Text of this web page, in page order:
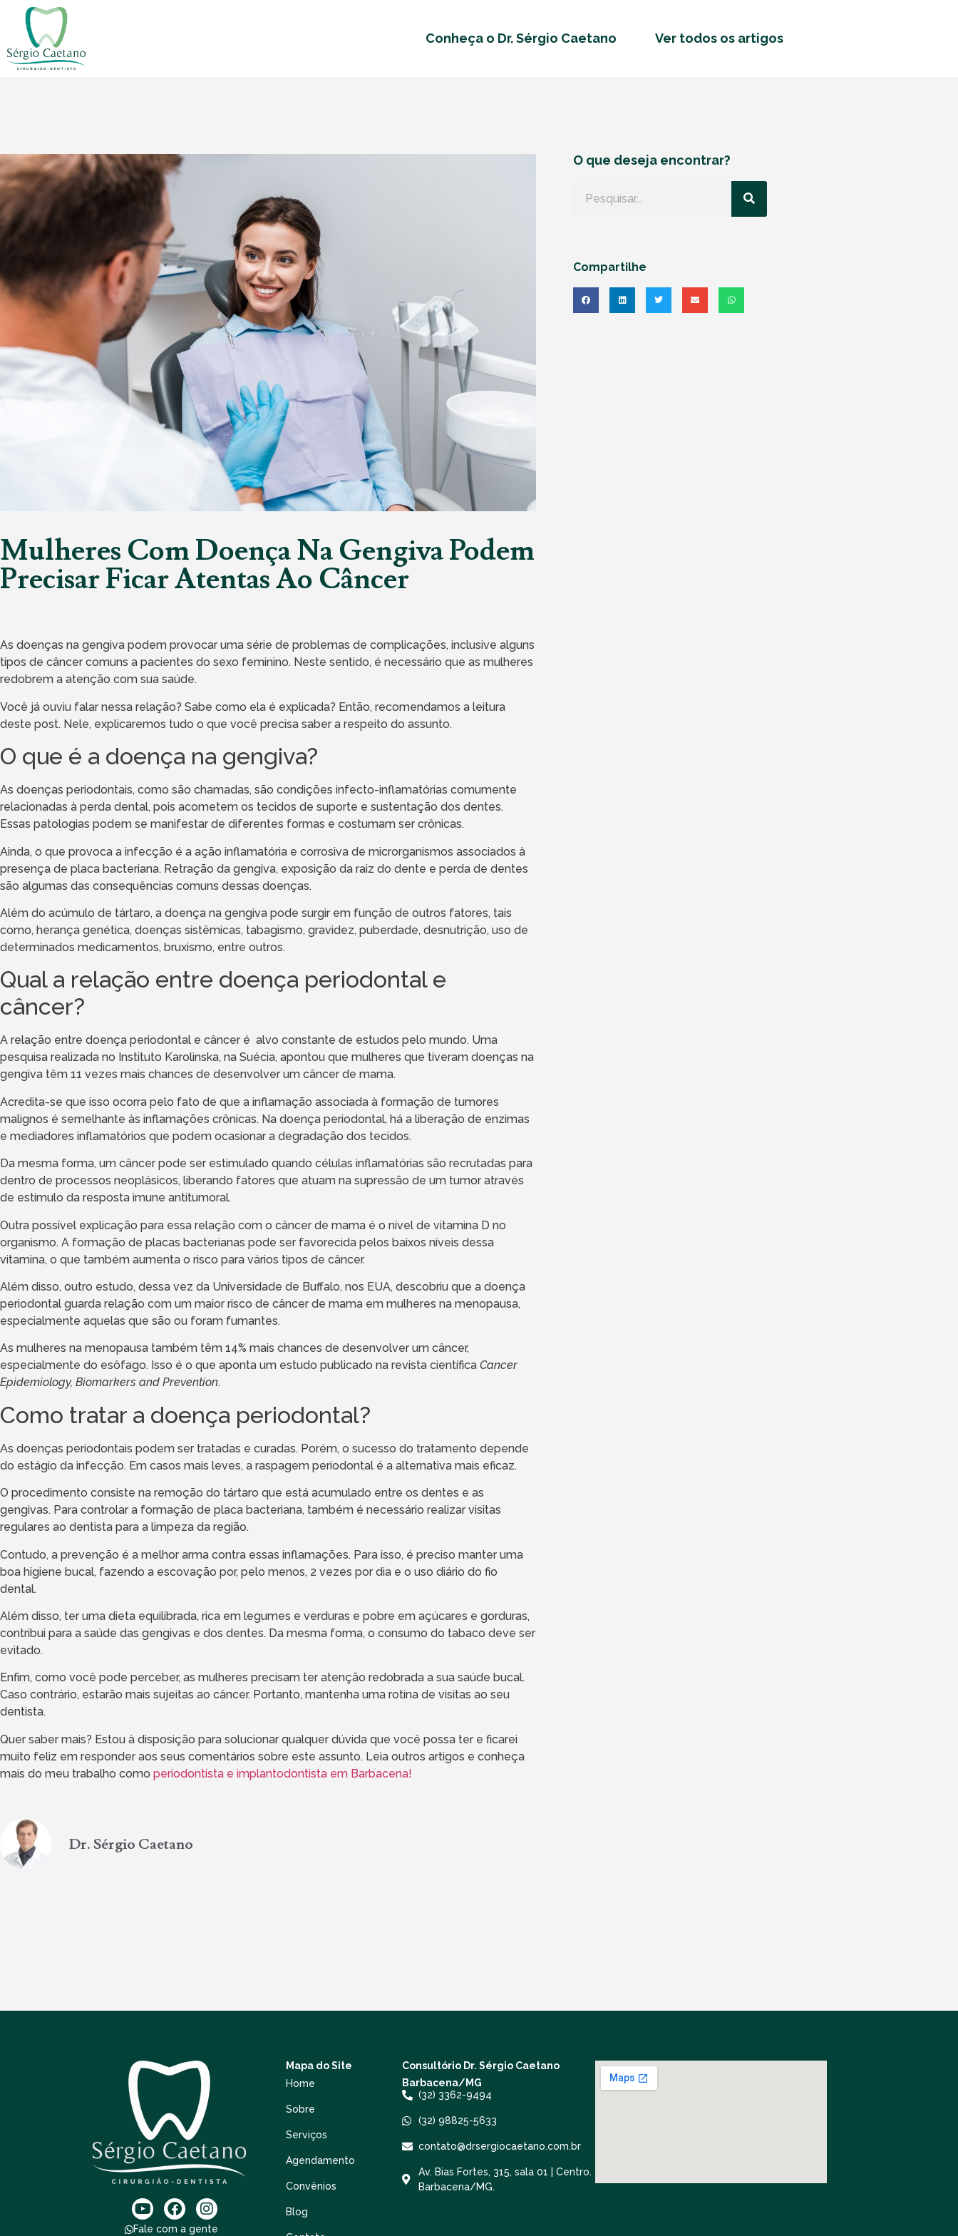
Conheça o Dr. Sérgio Caetano Ver todos os artigos
Mulheres Com Doença Na Gengiva Podem
Precisar Ficar Atentas Ao Câncer
As doenças na gengiva podem provocar uma série de problemas de complicações, inclusive alguns
tipos de câncer comuns a pacientes do sexo feminino. Neste sentido, é necessário que as mulheres
redobrem a atenção com sua saúde.
Você já ouviu falar nessa relação? Sabe como ela é explicada? Então, recomendamos a leitura
deste post. Nele, explicaremos tudo o que você precisa saber a respeito do assunto.
O que é a doença na gengiva?
As doenças periodontais, como são chamadas, são condições infecto-inflamatórias comumente
relacionadas à perda dental, pois acometem os tecidos de suporte e sustentação dos dentes.
Essas patologias podem se manifestar de diferentes formas e costumam ser crônicas.
Ainda, o que provoca a infecção é a ação inflamatória e corrosiva de microrganismos associados à
presença de placa bacteriana. Retração da gengiva, exposição da raiz do dente e perda de dentes
são algumas das consequências comuns dessas doenças.
Além do acúmulo de tártaro, a doença na gengiva pode surgir em função de outros fatores, tais
como, herança genética, doenças sistêmicas, tabagismo, gravidez, puberdade, desnutrição, uso de
determinados medicamentos, bruxismo, entre outros.
Qual a relação entre doença periodontal e
câncer?
A relação entre doença periodontal e câncer é alvo constante de estudos pelo mundo. Uma
pesquisa realizada no Instituto Karolinska, na Suécia, apontou que mulheres que tiveram doenças na
gengiva têm 11 vezes mais chances de desenvolver um câncer de mama.
Acredita-se que isso ocorra pelo fato de que a inflamação associada à formação de tumores
malignos é semelhante às inflamações crônicas. Na doença periodontal, há a liberação de enzimas
e mediadores inflamatórios que podem ocasionar a degradação dos tecidos.
Da mesma forma, um câncer pode ser estimulado quando células inflamatórias são recrutadas para
dentro de processos neoplásicos, liberando fatores que atuam na supressão de um tumor através
de estímulo da resposta imune antitumoral.
Outra possível explicação para essa relação com o câncer de mama é o nível de vitamina D no
organismo. A formação de placas bacterianas pode ser favorecida pelos baixos níveis dessa
vitamina, o que também aumenta o risco para vários tipos de câncer.
Além disso, outro estudo, dessa vez da Universidade de Buffalo, nos EUA, descobriu que a doença
periodontal guarda relação com um maior risco de câncer de mama em mulheres na menopausa,
especialmente aquelas que são ou foram fumantes.
As mulheres na menopausa também têm 14% mais chances de desenvolver um câncer,
especialmente do esôfago. Isso é o que aponta um estudo publicado na revista científica Cancer
Epidemiology, Biomarkers and Prevention.
Como tratar a doença periodontal?
As doenças periodontais podem ser tratadas e curadas. Porém, o sucesso do tratamento depende
do estágio da infecção. Em casos mais leves, a raspagem periodontal é a alternativa mais eficaz.
O procedimento consiste na remoção do tártaro que está acumulado entre os dentes e as
gengivas. Para controlar a formação de placa bacteriana, também é necessário realizar visitas
regulares ao dentista para a limpeza da região.
Contudo, a prevenção é a melhor arma contra essas inflamações. Para isso, é preciso manter uma
boa higiene bucal, fazendo a escovação por, pelo menos, 2 vezes por dia e o uso diário do fio
dental.
Além disso, ter uma dieta equilibrada, rica em legumes e verduras e pobre em açúcares e gorduras,
contribui para a saúde das gengivas e dos dentes. Da mesma forma, o consumo do tabaco deve ser
evitado.
Enfim, como você pode perceber, as mulheres precisam ter atenção redobrada a sua saúde bucal.
Caso contrário, estarão mais sujeitas ao câncer. Portanto, mantenha uma rotina de visitas ao seu
dentista.
Quer saber mais? Estou à disposição para solucionar qualquer dúvida que você possa ter e ficarei
muito feliz em responder aos seus comentários sobre este assunto. Leia outros artigos e conheça
mais do meu trabalho como periodontista e implantodontista em Barbacena!
Dr. Sérgio Caetano
O que deseja encontrar?
Compartilhe
Fale com a gente
Mapa do Site
Home
Sobre
Serviços
Agendamento
Convênios
Blog
Consultório Dr. Sérgio Caetano
Barbacena/MG
(32) 3362-9494
(32) 98825-5633
contato@drsergiocaetano.com.br
Av. Bias Fortes, 315, sala 01 | Centro.
Barbacena/MG.